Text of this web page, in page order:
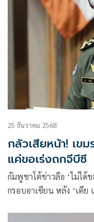
ตามมาตรา 8
25 ธันวาคม 2568
กลัวเสียหน้า! เข
แค่ขอเร่งถกจีบีซี
กัมพูชาโต้ข่าวลือ ‘ไม่ได้
กรอบอาเซียน หลัง ‘เตีย